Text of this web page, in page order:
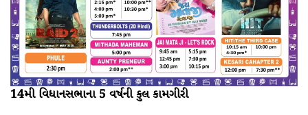
14મી વિધાનસભાના 5 વર્ષની કુલ કામગીરી